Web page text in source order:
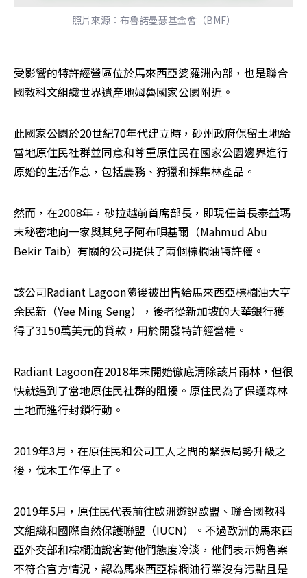
照片來源：布魯諾曼瑟基金會（BMF）
受影響的特許經營區位於馬來西亞婆羅洲內部，也是聯合
國教科文組織世界遺產地姆魯國家公園附近。
此國家公園於20世紀70年代建立時，砂州政府保留土地給
當地原住民社群並同意和尊重原住民在國家公園邊界進行
原始的生活作息，包括農務、狩獵和採集林產品。
然而，在2008年，砂拉越前首席部長，即現任首長泰益瑪
末秘密地向一家與其兒子阿布唄基爾（Mahmud Abu
Bekir Taib）有關的公司提供了兩個棕櫚油特許權。
該公司Radiant Lagoon隨後被出售給馬來西亞棕櫚油大亨
余民新（Yee Ming Seng），後者從新加坡的大華銀行獲
得了3150萬美元的貸款，用於開發特許經營權。
Radiant Lagoon在2018年末開始徹底清除該片雨林，但很
快就遇到了當地原住民社群的阻擾。原住民為了保護森林
土地而進行封鎖行動。
2019年3月，在原住民和公司工人之間的緊張局勢升級之
後，伐木工作停止了。
2019年5月，原住民代表前往歐洲遊說歐盟、聯合國教科
文組織和國際自然保護聯盟（IUCN）。不過歐洲的馬來西
亞外交部和棕櫚油說客對他們態度冷淡，他們表示姆魯案
不符合官方情況，認為馬來西亞棕櫚油行業沒有污點且是